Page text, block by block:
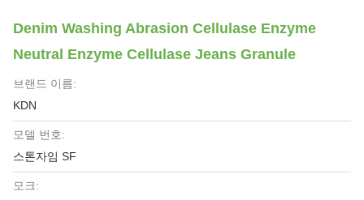
Denim Washing Abrasion Cellulase Enzyme
Neutral Enzyme Cellulase Jeans Granule
브랜드 이름:
KDN
모델 번호:
스톤자임 SF
모크: